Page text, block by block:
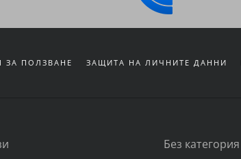
ЗА ПОЛЗВАНЕ ЗАЩИТА НА ЛИЧНИТЕ ДАННИ
Без категория